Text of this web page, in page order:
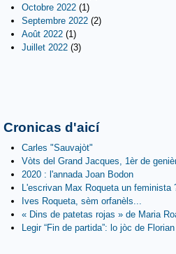
Octobre 2022 (1)
Septembre 2022 (2)
Août 2022 (1)
Juillet 2022 (3)
Cronicas d'aicí
Carles "Sauvajòt"
Vòts del Grand Jacques, 1èr de
2020 : l'annada Joan Bodon
L'escrivan Max Roqueta un feminista
Ives Roqueta, sèm orfanèls...
« Dins de patetas rojas » de Maria
Legir “Fin de partida”: lo jòc de